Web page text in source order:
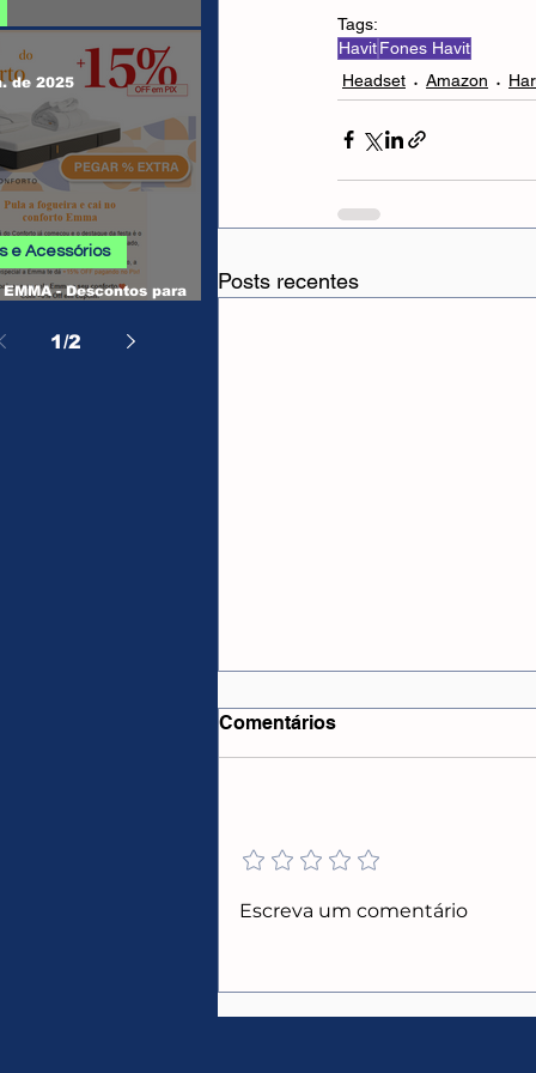
EMMA - Descontos para
e Acessórios
de 2025
1/2
Tags:
HavitFones Havit
Headset
Amazon
Posts recentes
CUPONS E PROMOÇÕES
Comentários
Escreva um comentário